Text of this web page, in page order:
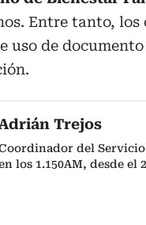
Entre tanto,
uso de
Trejos
del
los 1.150AM, desde el